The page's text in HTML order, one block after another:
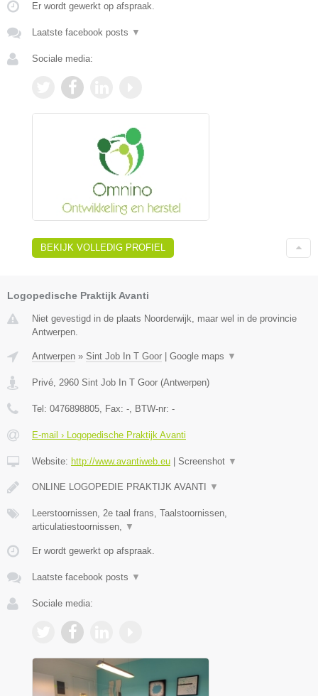
Er wordt gewerkt op afspraak.
Laatste facebook posts ▼
Sociale media:
BEKIJK VOLLEDIG PROFIEL
Logopedische Praktijk Avanti
Niet gevestigd in de plaats Noorderwijk, maar wel in de provincie
Antwerpen.
Antwerpen » Sint Job In T Goor Google maps ▼
Privé, 2960 Sint Job In T Goor (Antwerpen)
Tel: 0476898805, Fax: -, BTW-nr: -
E-mail › Logopedische Praktijk Avanti
Website: http://www.avantiweb.eu Screenshot ▼
ONLINE LOGOPEDIE PRAKTIJK AVANTI ▼
Leerstoornissen, 2e taal frans, Taalstoornissen,
articulatiestoornissen, ▼
Er wordt gewerkt op afspraak.
Laatste facebook posts ▼
Sociale media: